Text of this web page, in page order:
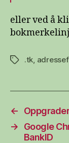
eller ved å
Stikkord
.tk,
←
→
Google
BankID